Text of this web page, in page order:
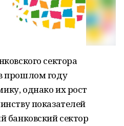
сектора
прошлом году
однако их рост
показателей
банковский сектор